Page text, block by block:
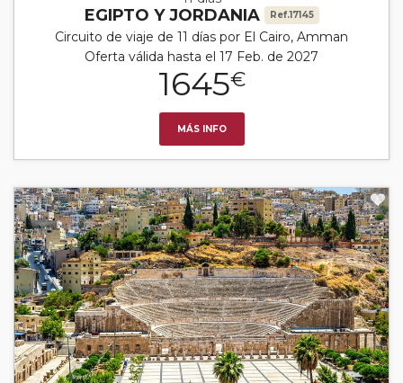
EGIPTO Y JORDANIA Ref.17145
Circuito de viaje de 11 días por El Cairo, Amman
Oferta válida hasta el 17 Feb. de 2027
1645€
MÁS INFO